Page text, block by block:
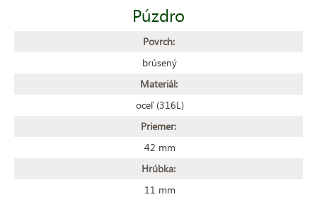
Púzdro
Povrch:
brúsený
Materiál:
oceľ (316L)
Priemer:
42 mm
Hrúbka:
11 mm